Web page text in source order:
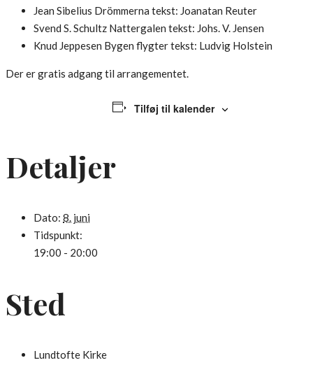
Jean Sibelius Drömmerna tekst: Joanatan Reuter
Svend S. Schultz Nattergalen tekst: Johs. V. Jensen
Knud Jeppesen Bygen flygtertekst: Ludvig Holstein
Der er gratis adgang til arrangementet.
Tilføj til kalender
Detaljer
Dato: 8. juni
Tidspunkt:
19:00 - 20:00
Sted
Lundtofte Kirke